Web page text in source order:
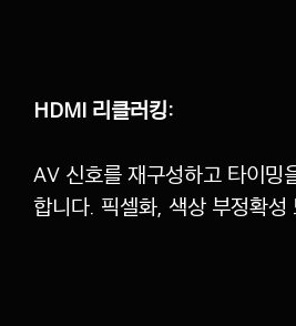
HDMI 리클러킹:
AV 신호를 재구성하고 타이밍
합니다. 픽셀화, 색상 부정확